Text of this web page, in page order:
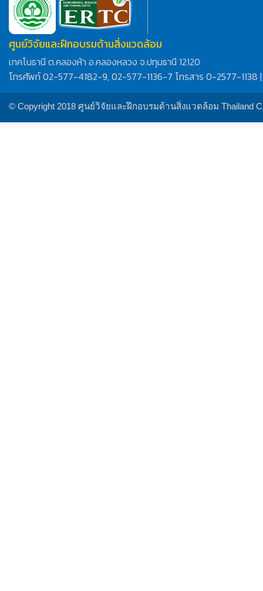
ศูนย์วิจัยและฝึกอบรมด้านสิ่งแวดล้อม
เทคโนธานี ต.คลองห้า อ.คลองหลวง จ.ปทุมธานี 12120
โทรศัพท์ 02-577-4182-9, 02-577-1136-7 โทรสาร 0-2577-1138
© Copyright 2018 ศูนย์วิจัยและฝึกอบรมด้านสิ่งแวดล้อม Thailand